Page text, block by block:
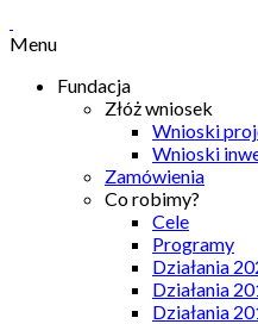
Menu
Fundacja
Złóż wniosek
Wnioski
Wnioski
Zamówienia
Co robimy?
Cele
Programy
Działania
Działania
Działania